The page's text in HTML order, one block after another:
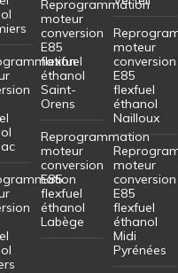
Reprogrammation
moteur
conversion
E85
flexfuel
éthanol
Saint-
Orens
Reprogrammation
moteur
conversion
E85
flexfuel
éthanol
Labège
moteur
conversion
E85
flexfuel
éthanol
Nailloux
moteur
conversion
E85
flexfuel
éthanol
Midi
Pyrénées